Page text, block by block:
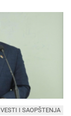
VESTI I SAOPŠTENJA